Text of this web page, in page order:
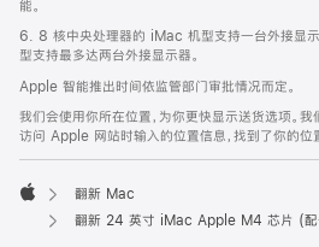
能。
6. 8 核中央处理器的 iMac 机型支持一台外接显
型支持最多达两台外接显示器。
Apple 智能推出时间依监管部门审批情况而定。
我们会使用你所在位置，为你更快显示送货选项。
访问 Apple 网站时输入的位置信息，找到了你的位
Apple
翻新 Mac
翻新 24 英寸 iMac Apple M4 芯片 (配备 10 核中央处理器